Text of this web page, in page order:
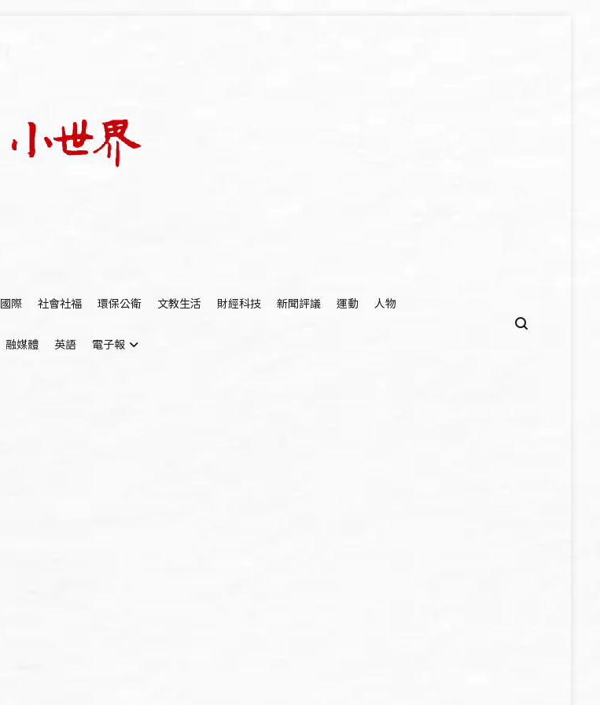
國際 社會社福 環保公衛 文教生活 財經科技 新聞評議 運動 人物
融媒體 英語 電子報